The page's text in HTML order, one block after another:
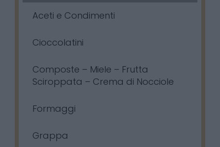
Aceti e Condimenti
Cioccolatini
Composte – Miele – Frutta
Sciroppata – Crema di Nocciole
Formaggi
Grappa